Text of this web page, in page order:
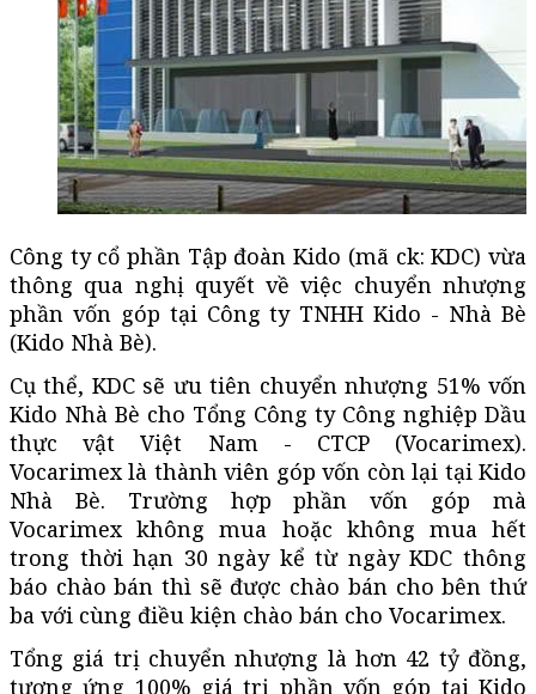
Công ty cổ phần Tập đoàn Kido (mã ck: KDC) vừa
thông qua nghị quyết về việc chuyển nhượng
phần vốn góp tại Công ty TNHH Kido - Nhà Bè
(Kido Nhà Bè).
Cụ thể, KDC sẽ ưu tiên chuyển nhượng 51% vốn
Kido Nhà Bè cho Tổng Công ty Công nghiệp Dầu
thực vật Việt Nam - CTCP (Vocarimex).
Vocarimex là thành viên góp vốn còn lại tại Kido
Nhà Bè. Trường hợp phần vốn góp mà
Vocarimex không mua hoặc không mua hết
trong thời hạn 30 ngày kể từ ngày KDC thông
báo chào bán thì sẽ được chào bán cho bên thứ
ba với cùng điều kiện chào bán cho Vocarimex.
Tổng giá trị chuyển nhượng là hơn 42 tỷ đồng,
tương ứng 100% giá trị phần vốn góp tại Kido